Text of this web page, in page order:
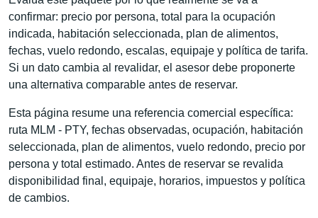
confirmar: precio por persona, total para la ocupación
indicada, habitación seleccionada, plan de alimentos,
fechas, vuelo redondo, escalas, equipaje y política de tarifa.
Si un dato cambia al revalidar, el asesor debe proponerte
una alternativa comparable antes de reservar.
Esta página resume una referencia comercial específica:
ruta MLM - PTY, fechas observadas, ocupación, habitación
seleccionada, plan de alimentos, vuelo redondo, precio por
persona y total estimado. Antes de reservar se revalida
disponibilidad final, equipaje, horarios, impuestos y política
de cambios.